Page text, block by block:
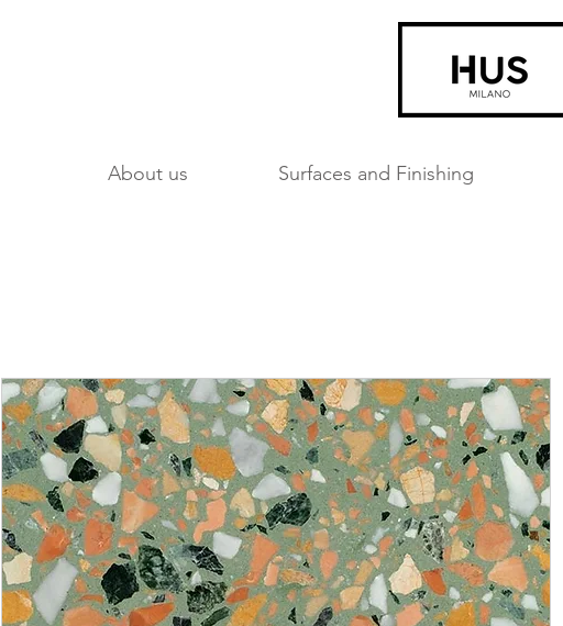
About us Surfaces and Finishing